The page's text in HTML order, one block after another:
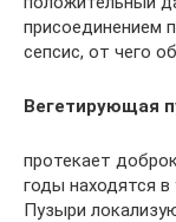
присоединением
сепсис, от чего
Вегетирующая
протекает
годы находятся
Пузыри